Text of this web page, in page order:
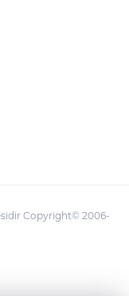
Copyright© 2006-